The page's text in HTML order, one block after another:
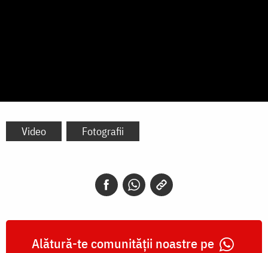
Video Fotografii
Alătură-te comunității noastre pe